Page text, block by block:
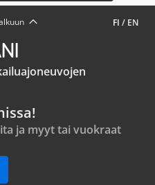
FI / EN
ja myyt tai vuokraat